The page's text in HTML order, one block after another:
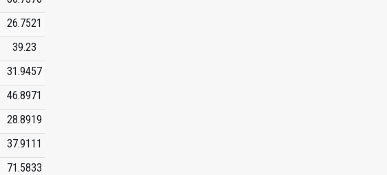
26.7521
39.23
31.9457
46.8971
28.8919
37.9111
71.5833